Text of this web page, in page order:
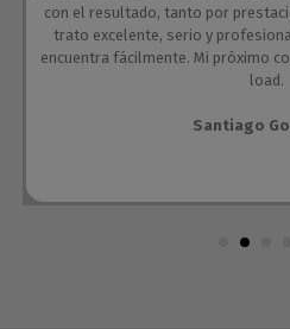
con el resultado, tanto por
trato excelente, serio y
encuentra fácilmente. Mi próximo
load.
Santiago